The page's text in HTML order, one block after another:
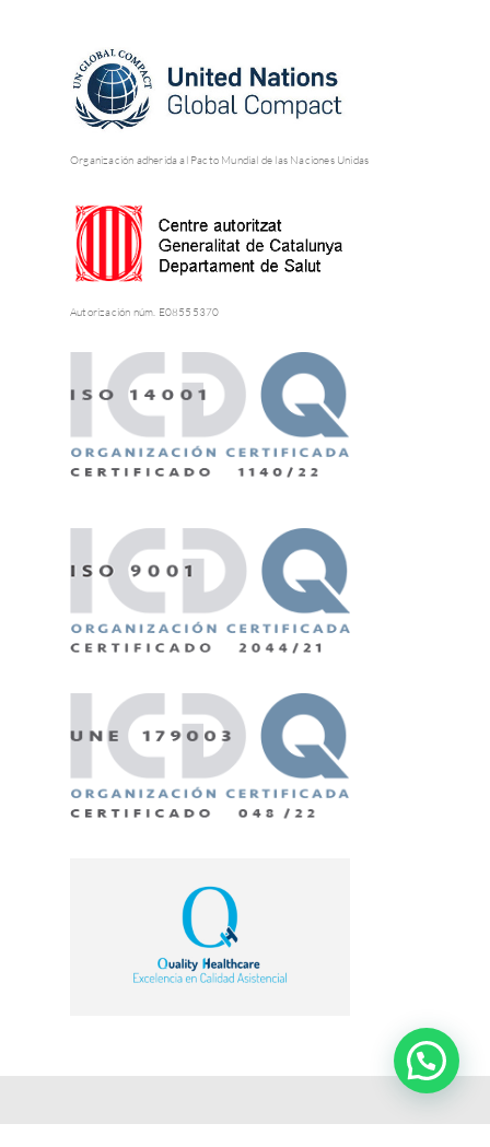
Organización adherida al Pacto Mundial de las Naciones Unidas
Autorización núm. E08555370